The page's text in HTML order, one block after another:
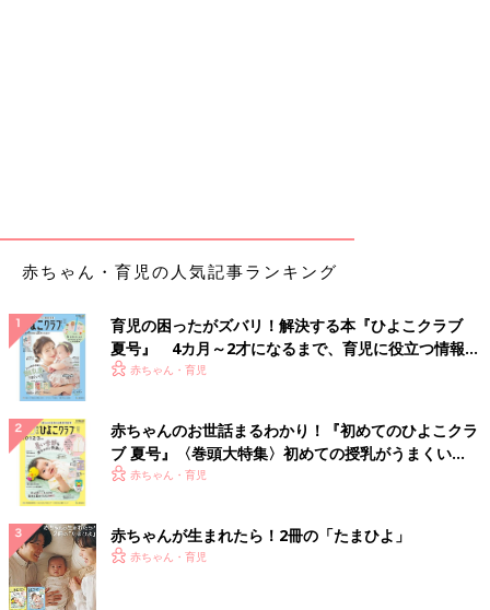
出典：Instagramアカウント「えなりん」
大葉と納豆卵ののっけ丼を作ったえなりんさん。すべての材料は
冷蔵庫から出して乗せるだけなので、包丁も使わずにどんぶりが
完成しちゃいます。大葉は叩いてからちぎると香りが増して、食
欲も出てくるそうですよ。彩りもきれいでおいしそうですよね。
半端野菜が素敵なサラダに！リメイク料理も火を使
赤ちゃん・育児の人気記事ランキング
育児の困ったがズバリ！解決する本『ひよこクラブ
夏号』 4カ月～2才になるまで、育児に役立つ情報が
いっぱい！
赤ちゃん・育児
赤ちゃんのお世話まるわかり！『初めてのひよこクラ
ブ 夏号』〈巻頭大特集〉初めての授乳がうまくい
く！ おっぱい・ミルクの基本と夏のトラブル 解決テ
赤ちゃん・育児
赤ちゃんが生まれたら！2冊の「たまひよ」
赤ちゃん・育児